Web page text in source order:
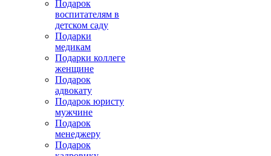
Подарок
воспитателям в
детском саду
Подарки
медикам
Подарки коллеге
женщине
Подарок
адвокату
Подарок юристу
мужчине
Подарок
менеджеру
Подарок